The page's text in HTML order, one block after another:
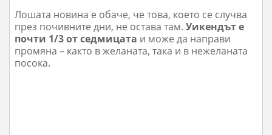
Лошата новина е обаче, че това, което се случва
през почивните дни, не остава там.Уикендът е
почти 1/3 от седмицата и може да направи
промяна – както в желаната, така и в нежеланата
посока.